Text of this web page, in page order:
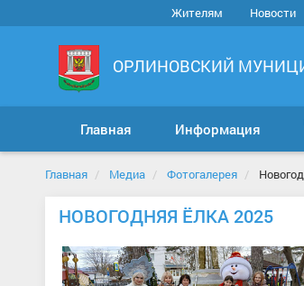
Жителям Новости
ОРЛИНОВСКИЙ
Главная Информация
Главная Медиа Фотогалерея
НОВОГОДНЯЯ ЁЛКА 2025